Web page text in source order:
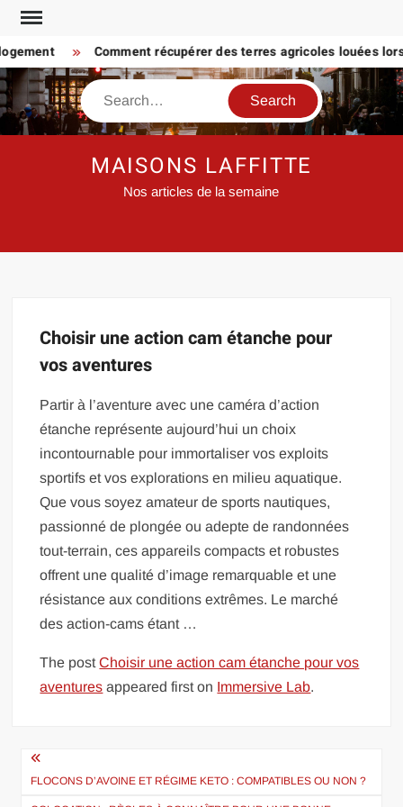
Skip
content
Comment récupérer des terres agricoles louées
Search
MAISONS LAFFITTE
Nos articles de la semaine
Choisir une action cam étanche pour
vos aventures
Partir à l’aventure avec une caméra d’action
étanche représente aujourd’hui un choix
incontournable pour immortaliser vos exploits
sportifs et vos explorations en milieu aquatique.
Que vous soyez amateur de sports nautiques,
passionné de plongée ou adepte de randonnées
tout-terrain, ces appareils compacts et robustes
offrent une qualité d’image remarquable et une
résistance aux conditions extrêmes. Le marché
des action-cams étant …
The postChoisir une action cam étanche pour vos
aventures appeared first on Immersive Lab.
Navigation
de
FLOCONS D’AVOINE ET RÉGIME KETO : COMPATIBLES OU NON ?